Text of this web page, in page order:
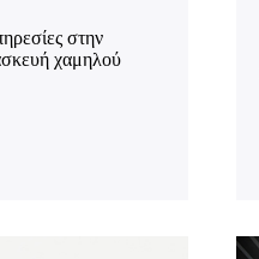
στην
χαμηλού